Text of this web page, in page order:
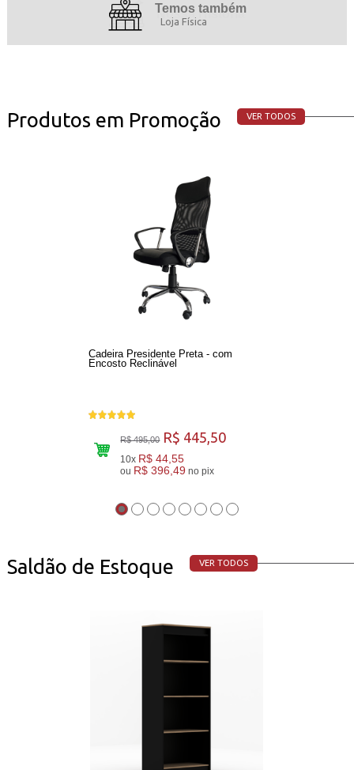
Temos também
Loja Física
Produtos em Promoção VER TODOS
Cadeira Presidente Preta - com
Encosto Reclinável
R$ 495,00 R$ 445,50
10x R$ 44,55
ou R$ 396,49 no pix
Saldão de Estoque VER TODOS